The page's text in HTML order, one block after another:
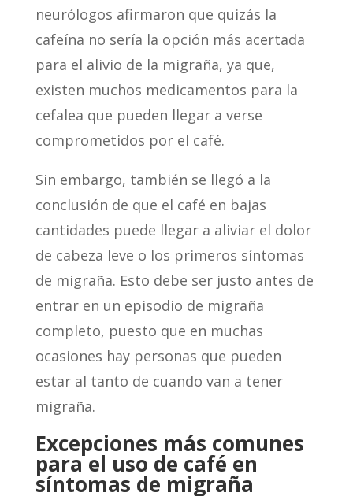
neurólogos afirmaron que quizás la
cafeína no sería la opción más acertada
para el alivio de la migraña, ya que,
existen muchos medicamentos para la
cefalea que pueden llegar a verse
comprometidos por el café.
Sin embargo, también se llegó a la
conclusión de que el café en bajas
cantidades puede llegar a aliviar el dolor
de cabeza leve o los primeros síntomas
de migraña. Esto debe ser justo antes de
entrar en un episodio de migraña
completo, puesto que en muchas
ocasiones hay personas que pueden
estar al tanto de cuando van a tener
migraña.
Excepciones más comunes
para el uso de café en
síntomas de migraña